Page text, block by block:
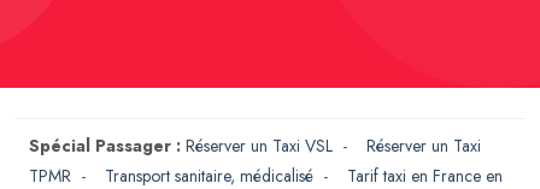
Spécial Passager : Réserver un Taxi VSL - Réserver un Taxi
TPMR - Transport sanitaire, médicalisé - Tarif taxi en France en